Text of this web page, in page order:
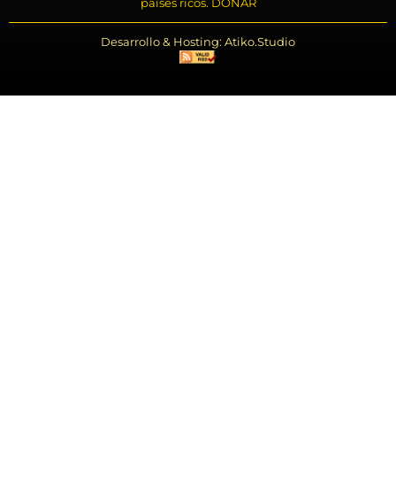
países ricos. DONAR
Desarrollo & Hosting: Atiko.Studio